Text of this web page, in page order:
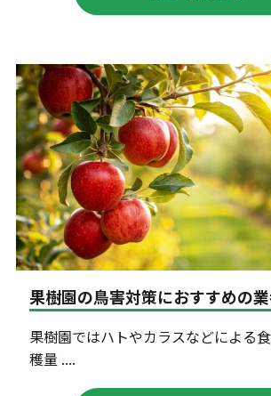
果樹園の鳥害対策におすすめの
果樹園ではハトやカラスなどによる
穫量 ....